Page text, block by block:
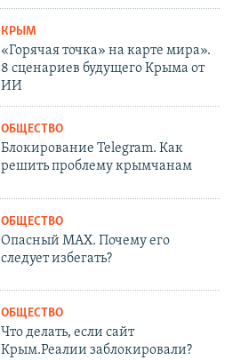
КРЫМ
«Горячая точка» на карте мира».
8 сценариев будущего Крыма от
ИИ
ОБЩЕСТВО
Блокирование Telegram. Как
решить проблему крымчанам
ОБЩЕСТВО
Опасный MAX. Почему его
следует избегать?
ОБЩЕСТВО
Что делать, если сайт
Крым.Реалии заблокировали?